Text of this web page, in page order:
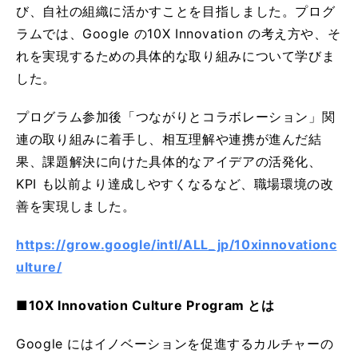
び、自社の組織に活かすことを目指しました。プログ
ラムでは、Google の10X Innovation の考え方や、そ
れを実現するための具体的な取り組みについて学びま
した。
プログラム参加後「つながりとコラボレーション」関
連の取り組みに着手し、相互理解や連携が進んだ結
果、課題解決に向けた具体的なアイデアの活発化、
KPI も以前より達成しやすくなるなど、職場環境の改
善を実現しました。
https://grow.google/intl/ALL_jp/10xinnovationc
ulture/
■10X Innovation Culture Program とは
Google にはイノベーションを促進するカルチャーの